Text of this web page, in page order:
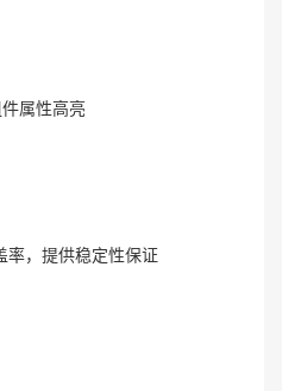
属性高亮
率，提供稳定性保证